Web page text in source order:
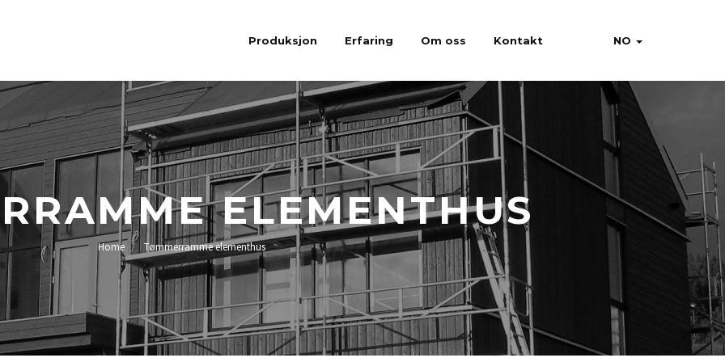
NO
Produksjon Erfaring Om oss Kontakt
ELEMENTHUS
Home Tømmerramme elementhus